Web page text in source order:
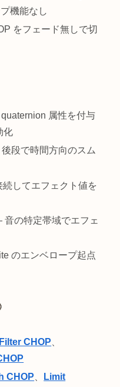
機能なし
をフェード無しで切
属性を付与
化
段で時間方向のスム
してエフェクト値を
の特定帯域でエフェ
のエンベロープ起点
Filter CHOP
CHOP
Limit